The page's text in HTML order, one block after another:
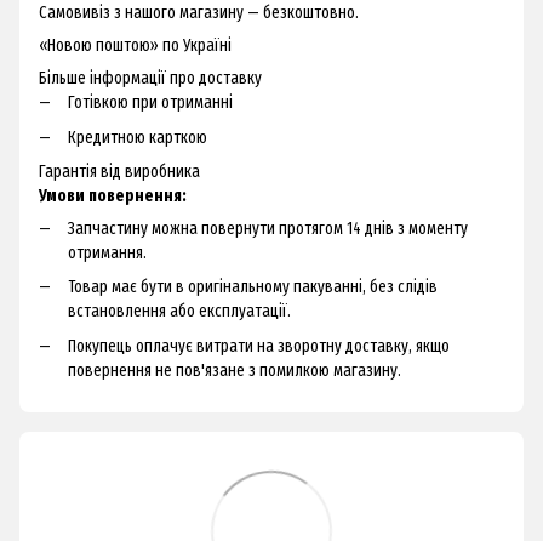
Самовивіз з нашого магазину — безкоштовно.
«Новою поштою» по Україні
Більше інформації про доставку
Готівкою при отриманні
Кредитною карткою
Гарантія від виробника
Умови повернення:
Запчастину можна повернути протягом 14 днів з моменту
отримання.
Товар має бути в оригінальному пакуванні, без слідів
встановлення або експлуатації.
Покупець оплачує витрати на зворотну доставку, якщо
повернення не пов'язане з помилкою магазину.